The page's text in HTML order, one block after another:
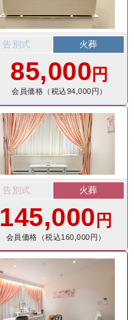
告別式 火葬
85,000 円
会員価格（税込94,000円）
告別式 火葬
145,000 円
会員価格（税込160,000円）